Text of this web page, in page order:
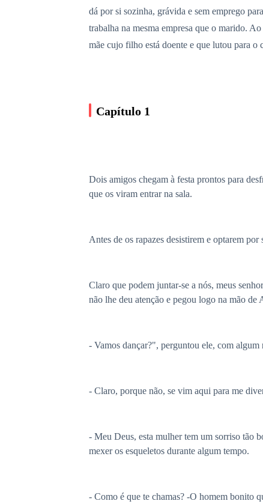
dá por si sozinha, grávida e sem emprego
trabalha na mesma empresa que o marido.
mãe cujo filho está doente e que lutou para o
Capítulo 1
Dois amigos chegam à festa prontos para
que os viram entrar na sala.
Antes de os rapazes desistirem e optarem
Claro que podem juntar-se a nós, meus
não lhe deu atenção e pegou logo na mão
- Vamos dançar?", perguntou ele, com algum
- Claro, porque não, se vim aqui para me
- Meu Deus, esta mulher tem um sorriso tão
mexer os esqueletos durante algum tempo.
- Como é que te chamas? -O homem bonito